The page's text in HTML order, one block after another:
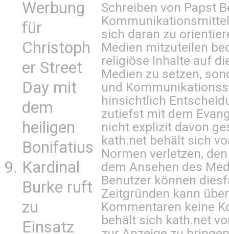
Werbung
für
Christoph
er Street
Day mit
dem
heiligen
Bonifatius
Kardinal
Burke ruft
zu
Einsatz
Schreiben von Papst
sich daran zu
Medien mitzuteilen
religiöse Inhalte auf
Medien zu setzen,
und
hinsichtlich
zutiefst mit dem
nicht explizit davon
kath.net behält sich
Normen verletzen,
dem Ansehen des
Benutzer können
Zeitgründen kann
Kommentaren keine
behält sich kath.net